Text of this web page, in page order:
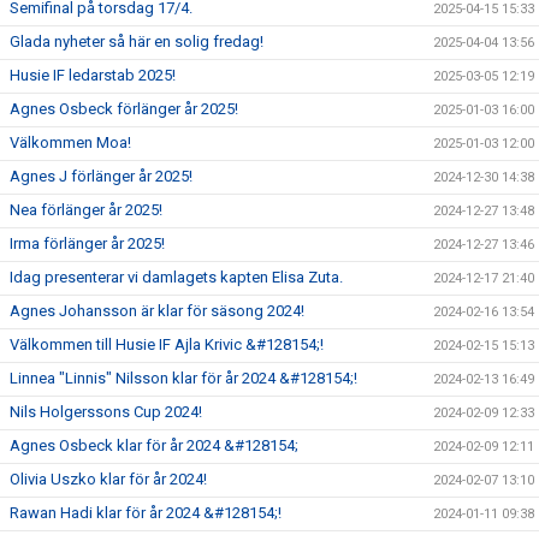
Semifinal på torsdag 17/4. 2025-04-15 15:33
Glada nyheter så här en solig fredag! 2025-04-04 13:56
Husie IF ledarstab 2025! 2025-03-05 12:19
Agnes Osbeck förlänger år 2025! 2025-01-03 16:00
Välkommen Moa! 2025-01-03 12:00
Agnes J förlänger år 2025! 2024-12-30 14:38
Nea förlänger år 2025! 2024-12-27 13:48
Irma förlänger år 2025! 2024-12-27 13:46
Idag presenterar vi damlagets kapten Elisa Zuta. 2024-12-17 21:40
Agnes Johansson är klar för säsong 2024! 2024-02-16 13:54
Välkommen till Husie IF Ajla Krivic &#128154;! 2024-02-15 15:13
Linnea "Linnis" Nilsson klar för år 2024 &#128154;! 2024-02-13 16:49
Nils Holgerssons Cup 2024! 2024-02-09 12:33
Agnes Osbeck klar för år 2024 &#128154; 2024-02-09 12:11
Olivia Uszko klar för år 2024! 2024-02-07 13:10
Rawan Hadi klar för år 2024 &#128154;! 2024-01-11 09:38